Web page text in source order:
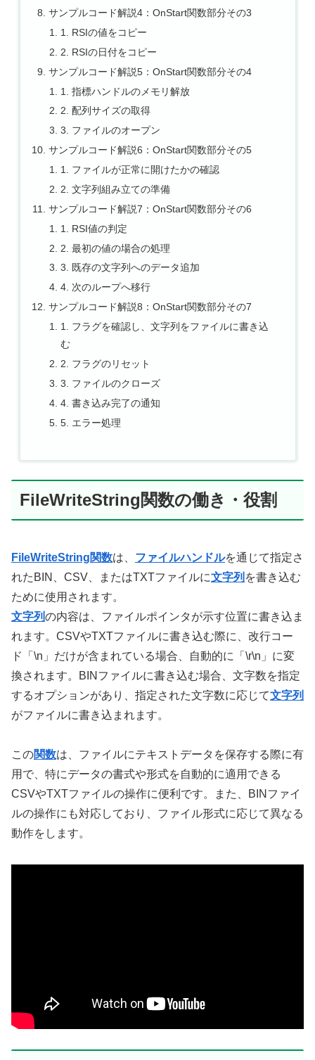
サンプルコード解説4：OnStart関数部分その3
1. RSIの値をコピー
2. RSIの日付をコピー
サンプルコード解説5：OnStart関数部分その4
1. 指標ハンドルのメモリ解放
2. 配列サイズの取得
3. ファイルのオープン
サンプルコード解説6：OnStart関数部分その5
1. ファイルが正常に開けたかの確認
2. 文字列組み立ての準備
サンプルコード解説7：OnStart関数部分その6
1. RSI値の判定
2. 最初の値の場合の処理
3. 既存の文字列へのデータ追加
4. 次のループへ移行
サンプルコード解説8：OnStart関数部分その7
1. フラグを確認し、文字列をファイルに書き込
む
2. フラグのリセット
3. ファイルのクローズ
4. 書き込み完了の通知
5. エラー処理
FileWriteString関数の働き・役割
FileWriteString関数は、 ファイルハンドルを通じて指定さ
れたBIN、CSV、またはTXTファイルに文字列 を書き込む
ために使用されます。
文字列の内容は、ファイルポインタが示す位置に書き込ま
れます。CSVやTXTファイルに書き込む際に、改行コー
ド「\n」だけが含まれている場合、自動的に「\r\n」に変
換されます。BINファイルに書き込む場合、文字数を指定
するオプションがあり、指定された文字数に応じて文字列
がファイルに書き込まれます。
この関数は、ファイルにテキストデータを保存する際に有
用で、特にデータの書式や形式を自動的に適用できる
CSVやTXTファイルの操作に便利です。また、BINファイ
ルの操作にも対応しており、ファイル形式に応じて異なる
動作をします。